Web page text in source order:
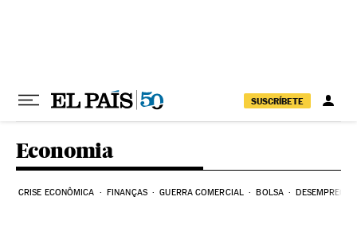
SUSCRÍBETE
Economia
CRISE ECONÔMICA FINANÇAS GUERRA COMERCIAL BOLSA DESEMPREGO